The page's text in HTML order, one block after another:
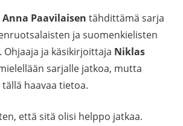
Anna Paavilaisen tähdittämä sarja
ja suomenkielisten
Ohjaaja ja käsikirjoittaja Niklas
sarjalle jatkoa, mutta
haavaa tietoa.
että sitä olisi helppo jatkaa.